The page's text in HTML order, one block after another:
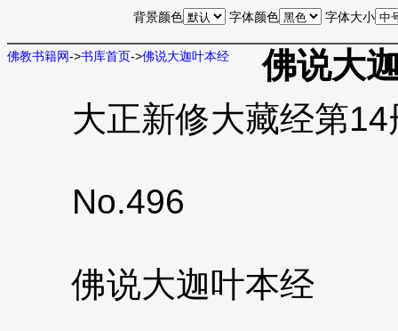
背景颜色 字体颜色 字体大小
佛教书籍网->书库首页->佛说大迦叶本经
佛说大
大正新修大藏经第14
No.496
佛说大迦叶本经